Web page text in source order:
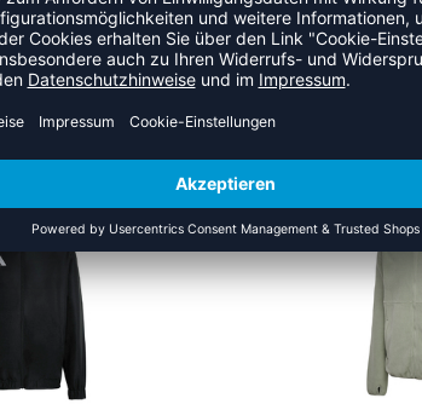
ZULETZT ANGESEHEN
KATEGORIE
-25%